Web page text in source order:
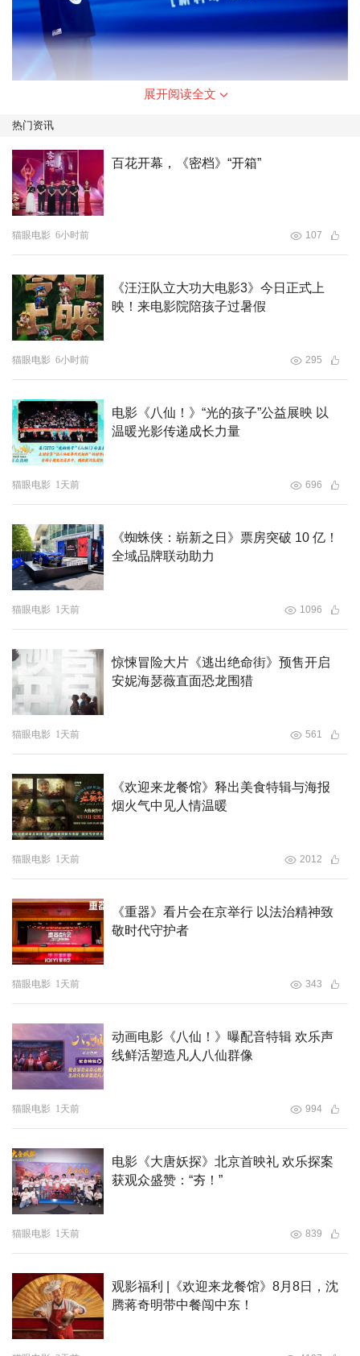
中国影协科幻电影工作委员会会长、著名监制王红卫上台发
北纬30°科幻电影周，致力于发现培养青年科幻电影人才。
中国科幻电影的发展需要更多新生力量的加入，从本次创造
营选出的5个青年导演，希望从象山到浙江推动项目落地。
本届电影周聚焦的2024年度瞩目电影为《从21世纪安全撤
离》，导演李阳与制片人胡力舟上台发表感言，李阳分享了
他对科幻的热爱和创作过程中的感悟。他提到，科幻让他在
这个世界有归属感，进入科幻创作的世界，是一种无与伦比
盛典中播放了科幻电影创造营的纪录片《海边的一种未
来》，通过镜头展现了5位入围导演在象山海滩上创作科幻
短片的场景，体现了他们如何在自然与科技的结合中寻找灵
感。
荣誉推荐人张勃和彭柯率先为《云爱人》导演邓迪颁发了年
度科幻视觉设计。紧接着，导演张小北和科幻作家任青揭晓
了年度科幻剧本，《灵魂出租车》凭借其独特的结构和叙事
誉。随后，著名导演田里和演员马雅舒共同宣布了年度科幻
琳。接下来的最具商业潜力项目则由《爱的小屋》导演阳子
政摘得。此次推介盛典的重磅项目——年度科幻电影项目，
同样颁给了阳子政的《爱的小屋》。这部影片不仅展现了独
特的科幻叙事风格，还融合了强烈的现实与未来感。
在之后，主持人连线了正在拍摄中的中国科幻电影人，如郭
帆、陆川通过视频分享了各自项目《流浪地球3》和《749
局》的进展，其中陆川导演的青春科幻动作片将于今年国庆
档上映。
登台亮相，工委会会长王红卫对中国科幻电影的未来做出了
展望。从历史回顾到青年导演的创作实践，再到AI与科幻的
深度对话，本次荣誉盛典展现了中国科幻电影的多样性与可
能性。在北纬30°最美海岸线， 科幻打开了未来的时空之
门。中国（象山）北纬30°科幻电影周汇聚科幻创新力量，
打开科幻新视野；拓展想象的新维度，向山向海，向未来。
展开阅读全文
热门资讯
百花开幕，《密档》“开箱”
猫眼电影 6小时前 107
《汪汪队立大功大电影3》今日正式上
映！来电影院陪孩子过暑假
猫眼电影 6小时前 295
电影《八仙！》“光的孩子”公益展映 以
温暖光影传递成长力量
猫眼电影 1天前 696
《蜘蛛侠：崭新之日》票房突破 10 亿！
全域品牌联动助力
猫眼电影 1天前 1096
惊悚冒险大片《逃出绝命街》预售开启
安妮海瑟薇直面恐龙围猎
猫眼电影 1天前 561
《欢迎来龙餐馆》释出美食特辑与海报
烟火气中见人情温暖
猫眼电影 1天前 2012
《重器》看片会在京举行 以法治精神致
敬时代守护者
猫眼电影 1天前 343
动画电影《八仙！》曝配音特辑 欢乐声
线鲜活塑造凡人八仙群像
猫眼电影 1天前 994
电影《大唐妖探》北京首映礼 欢乐探案
获观众盛赞：“夯！”
猫眼电影 1天前 839
观影福利 |《欢迎来龙餐馆》8月8日，沈
腾蒋奇明带中餐闯中东！